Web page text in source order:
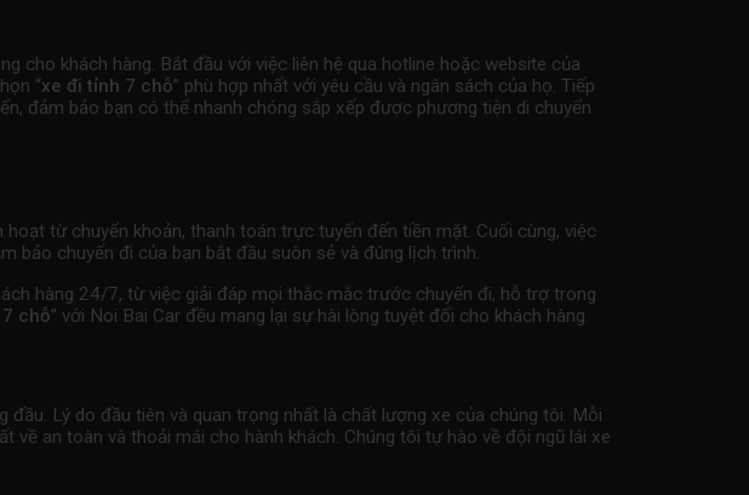
cho khách hàng. Bắt đầu với việc liên hệ qua hotline hoặc website của
“xe đi tỉnh 7 chỗ” phù hợp nhất với yêu cầu và ngân sách của họ. Tiếp
đảm bảo bạn có thể nhanh chóng sắp xếp được phương tiện di chuyển
từ chuyển khoản, thanh toán trực tuyến đến tiền mặt. Cuối cùng, việc
bảo chuyến đi của bạn bắt đầu suôn sẻ và đúng lịch trình.
hàng 24/7, từ việc giải đáp mọi thắc mắc trước chuyến đi, hỗ trợ trong
chỗ” với Noi Bai Car đều mang lại sự hài lòng tuyệt đối cho khách hàng.
Lý do đầu tiên và quan trọng nhất là chất lượng xe của chúng tôi. Mỗi
an toàn và thoải mái cho hành khách. Chúng tôi tự hào về đội ngũ lái xe